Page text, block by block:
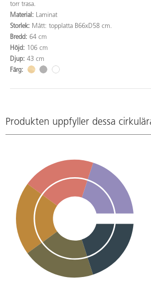
torr trasa.
Material: Laminat
Storlek: Mått: topplatta B66xD58 cm.
Bredd: 64 cm
Höjd: 106 cm
Djup: 43 cm
Färg:
Produkten uppfyller dessa